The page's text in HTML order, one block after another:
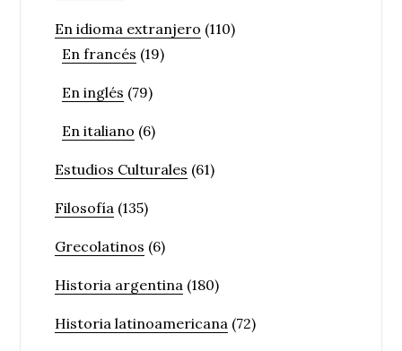
En idioma extranjero (110)
En francés (19)
En inglés (79)
En italiano (6)
Estudios Culturales (61)
Filosofía (135)
Grecolatinos (6)
Historia argentina (180)
Historia latinoamericana (72)